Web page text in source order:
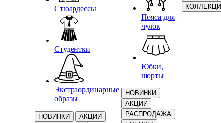
Стюардессы
Студентки
Экстраординарные
образы
НОВИНКИ
АКЦИИ
Пояса для
чулок
Юбки,
шорты
НОВИНКИ
АКЦИИ
РАСПРОДАЖА